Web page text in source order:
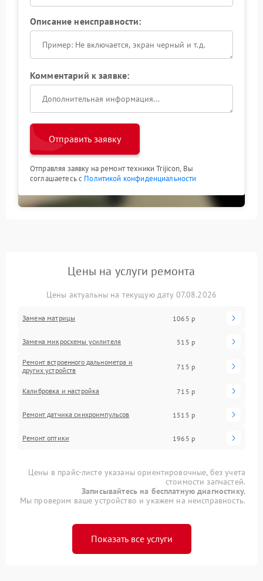
Описание неисправности:
Комментарий к заявке:
Отправить заявку
Отправляя заявку на ремонт техники Trijicon, Вы
соглашаетесь с Политикой конфиденциальности
Цены на услуги ремонта
Цены актуальны на текущую дату 07.08.2026
Замена матрицы 1065 р
Замена микросхемы усилителя 515 р
Ремонт встроенного дальнометра и
других устройств
715 р
Калибровка и настройка 715 р
Ремонт датчика синхроимпульсов 1515 р
Ремонт оптики 1965 р
Цены в прайс-листе указаны ориентировочные, без учета
стоимости запчастей.
Записывайтесь на бесплатную диагностику.
Мы проверим ваше устройство и укажем на неисправность.
Показать все услуги